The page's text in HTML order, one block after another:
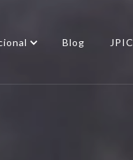
Blog JPIC